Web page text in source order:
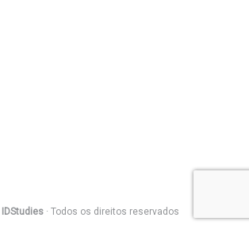
IDStudies· Todos os direitos reservados